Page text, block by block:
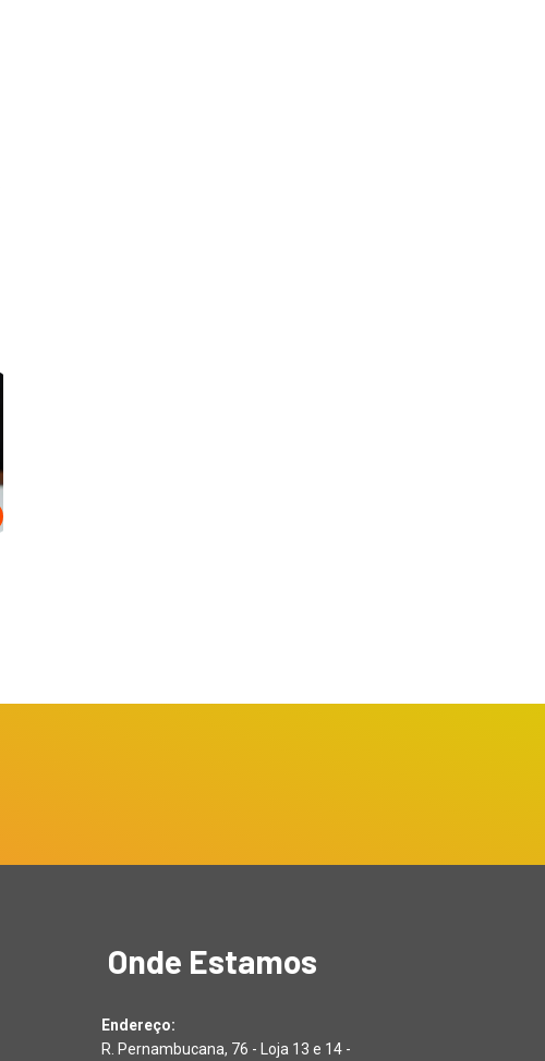
Onde Estamos
Endereço:
R. Pernambucana, 76 - Loja 13 e 14 -